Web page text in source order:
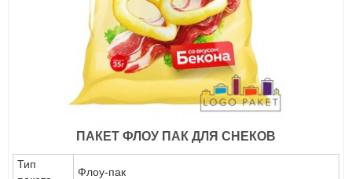
ПАКЕТ ФЛОУ ПАК ДЛЯ СНЕКОВ
Тип
Флоу-пак